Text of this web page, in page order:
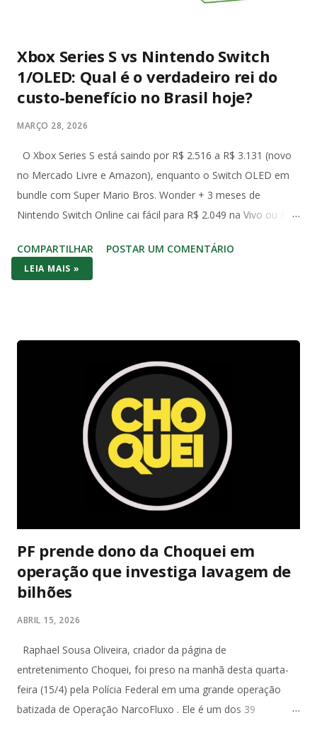
Xbox Series S vs Nintendo Switch
1/OLED: Qual é o verdadeiro rei do
custo-benefício no Brasil hoje?
MARÇO 28, 2026
O Xbox Series S está saindo por R$ 2.516 a R$ 3.131 (novo
no Mercado Livre e Amazon), enquanto o Switch OLED em
bundle com Super Mario Bros. Wonder + 3 meses de
Nintendo Switch Online cai fácil para R$ 2.049 na Vivo ou R$
original de 2017) aparece em promoções ainda mais baixas,
na casa dos R$ 2.000 com jogo incluso. No bolso brasileiro,
com centenas de AAA (Forza, Starfield, Call of Duty) e futuro-
proof pra 2026. O Switch 1 roda em 1080p dock/720p
handheld e o OLED melhora a tela com cores vibrantes e
pretos profundos – mas gráficos de 2017. A diferença? O
Switch é portátil de verdade: você joga no sofá, no ônibus ou
na cama. Series S é só TV. Se você quer Mario, Pokémon
Scarlet/Violet, Zelda Tears of the Kingd...
COMPARTILHAR POSTAR UM COMENTÁRIO
LEIA MAIS »
PF prende dono da Choquei em
operação que investiga lavagem de
bilhões
ABRIL 15, 2026
Raphael Sousa Oliveira, criador da página de
entretenimento Choquei, foi preso na manhã desta quarta-
feira (15/4) pela Polícia Federal em uma grande operação
batizada de Operação NarcoFluxo . Ele é um dos 39